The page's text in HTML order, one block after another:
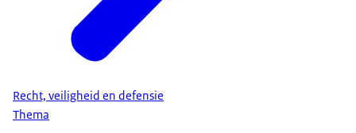
Recht, veiligheid en defensie
Thema